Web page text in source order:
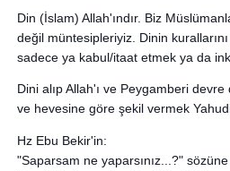
Din (İslam) Allah'ındır. Biz
değil müntesipleriyiz. Dinin
sadece ya kabul/itaat etmek ya da
Dini alıp Allah'ı ve Peygamberi devre
ve hevesine göre şekil vermek
Hz Ebu Bekir'in:
"Saparsam ne yaparsınız...?" sözüne